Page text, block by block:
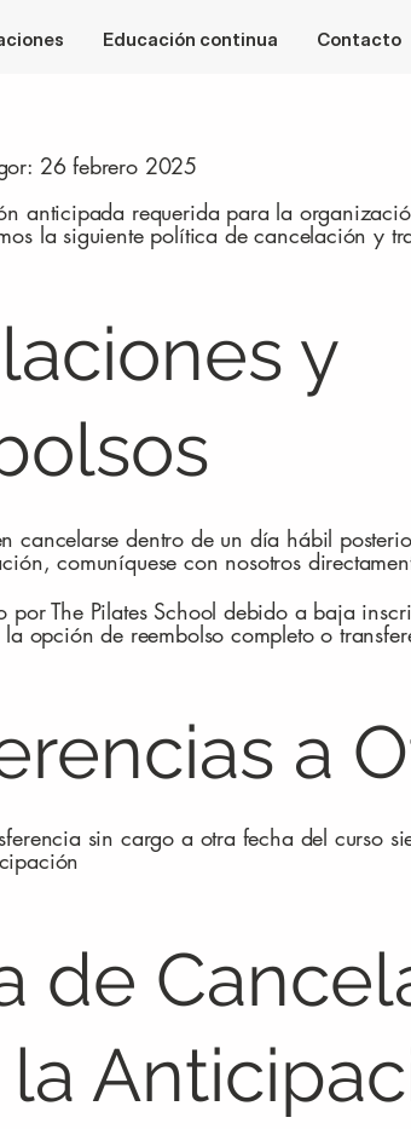
Educación continua Contacto
26 febrero 2025
anticipada requerida para la
la siguiente política de cancelación y
y
cancelarse dentro de un día hábil
comuníquese con nosotros
por The Pilates School debido a baja
la opción de reembolso completo o
a
sin cargo a otra fecha del curso
de